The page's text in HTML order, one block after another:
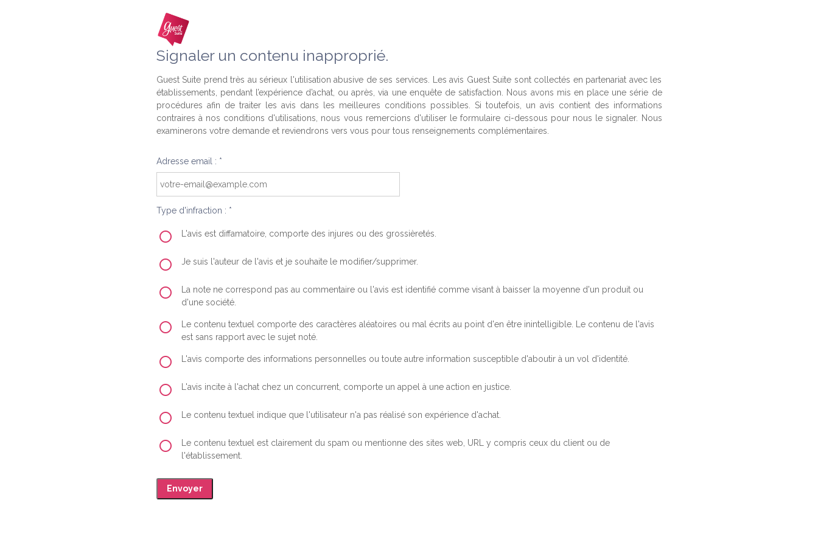
Signaler un contenu inapproprié.
Guest Suite prend très au sérieux l'utilisation abusive de ses services. Les avis Guest Suite sont collectés en partenariat avec les
établissements, pendant l’expérience d’achat, ou après, via une enquête de satisfaction. Nous avons mis en place une série de
procédures afin de traiter les avis dans les meilleures conditions possibles. Si toutefois, un avis contient des informations
contraires à nos conditions d'utilisations, nous vous remercions d'utiliser le formulaire ci-dessous pour nous le signaler. Nous
examinerons votre demande et reviendrons vers vous pour tous renseignements complémentaires.
Adresse email : *
Type d'infraction : *
L'avis est diffamatoire, comporte des injures ou des grossièretés.
Je suis l'auteur de l'avis et je souhaite le modifier/supprimer.
La note ne correspond pas au commentaire ou l'avis est identifié comme visant à baisser la moyenne d'un produit ou
d'une société.
Le contenu textuel comporte des caractères aléatoires ou mal écrits au point d'en être inintelligible. Le contenu de l'avis
est sans rapport avec le sujet noté.
L'avis comporte des informations personnelles ou toute autre information susceptible d'aboutir à un vol d'identité.
L'avis incite à l'achat chez un concurrent, comporte un appel à une action en justice.
Le contenu textuel indique que l'utilisateur n'a pas réalisé son expérience d'achat.
Le contenu textuel est clairement du spam ou mentionne des sites web, URL y compris ceux du client ou de
l'établissement.
Envoyer